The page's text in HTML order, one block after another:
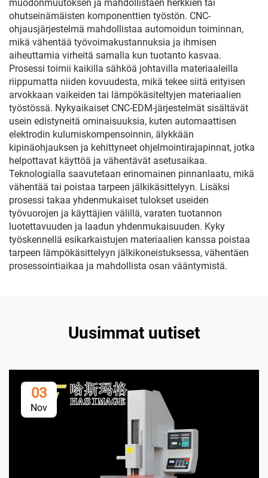
muodonmuutoksen ja mahdollistaen herkkien tai
ohutseinämäisten komponenttien työstön. CNC-
ohjausjärjestelmä mahdollistaa automoidun toiminnan,
mikä vähentää työvoimakustannuksia ja ihmisen
aiheuttamia virheitä samalla kun tuotanto kasvaa.
Prosessi toimii kaikilla sähköä johtavilla materiaaleilla
riippumatta niiden kovuudesta, mikä tekee siitä erityisen
arvokkaan vaikeiden tai lämpökäsiteltyjen materiaalien
työstössä. Nykyaikaiset CNC-EDM-järjestelmät sisältävät
usein edistyneitä ominaisuuksia, kuten automaattisen
elektrodin kulumiskompensoinnin, älykkään
kipinäohjauksen ja kehittyneet ohjelmointirajapinnat, jotka
helpottavat käyttöä ja vähentävät asetusaikaa.
Teknologialla saavutetaan erinomainen pinnanlaatu, mikä
vähentää tai poistaa tarpeen jälkikäsittelyyn. Lisäksi
prosessi takaa yhdenmukaiset tulokset useiden
työvuorojen ja käyttäjien välillä, varaten tuotannon
luotettavuuden ja laadun yhdenmukaisuuden. Kyky
työskennellä esikarkaistujen materiaalien kanssa poistaa
tarpeen lämpökäsittelyyn jälkikoneistuksessa, vähentäen
prosessointiaikaa ja mahdollista osan vääntymistä.
Uusimmat uutiset
03
Nov